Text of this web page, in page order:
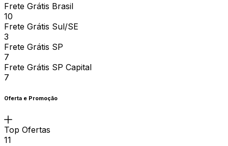
Frete Grátis Brasil
10
Frete Grátis Sul/SE
3
Frete Grátis SP
7
Frete Grátis SP Capital
7
Oferta e Promoção
Top Ofertas
11